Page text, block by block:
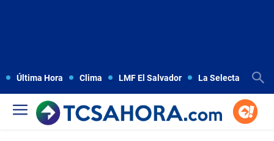
Última Hora Clima LMF El Salvador La Selecta